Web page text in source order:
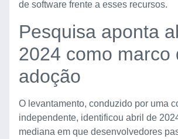
de software frente a esses recursos.
Pesquisa aponta
2024 como marco
adoção
O levantamento, conduzido por uma
independente, identificou abril de
mediana em que desenvolvedores